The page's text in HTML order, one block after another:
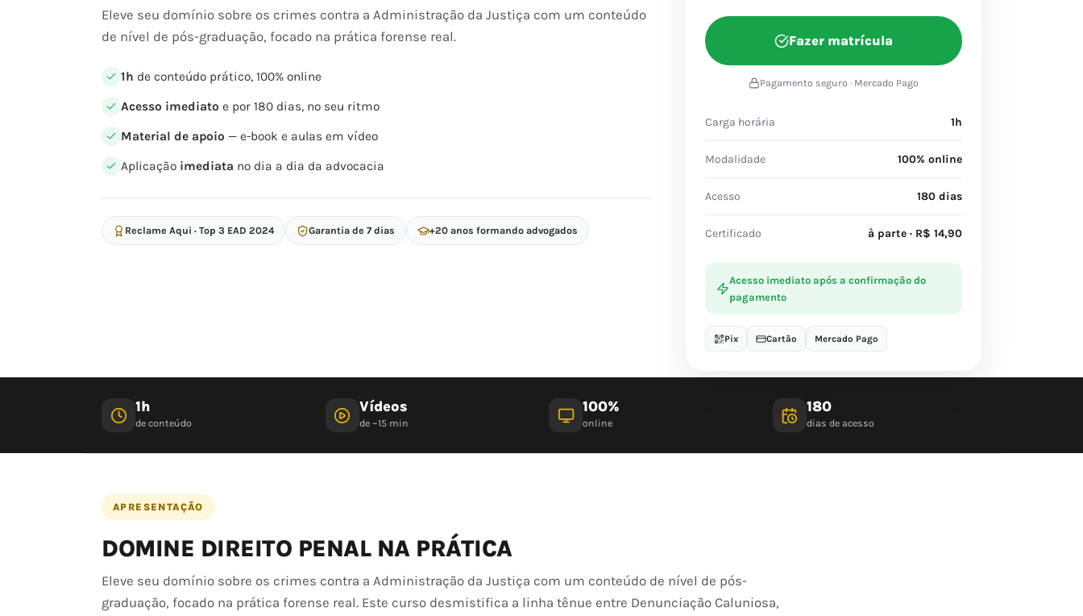
Eleve seu domínio sobre os crimes contra a Administração da Justiça com um conteúdo
de nível de pós-graduação, focado na prática forense real.
1h de conteúdo prático, 100% online
Acesso imediato e por 180 dias, no seu ritmo
Material de apoio — e-book e aulas em vídeo
Aplicação imediata no dia a dia da advocacia
Reclame Aqui · Top 3 EAD 2024 Garantia de 7 dias +20 anos formando advogados
Fazer matrícula
Pagamento seguro · Mercado Pago
Carga horária 1h
Modalidade 100% online
Acesso 180 dias
Certificado à parte · R$ 14,90
Acesso imediato após a confirmação do
pagamento
Pix Cartão Mercado Pago
1h
de conteúdo
Vídeos
de ~15 min
100%
online
180
dias de acesso
APRESENTAÇÃO
DOMINE DIREITO PENAL NA PRÁTICA
Eleve seu domínio sobre os crimes contra a Administração da Justiça com um conteúdo de nível de pós-
graduação, focado na prática forense real. Este curso desmistifica a linha tênue entre Denunciação Caluniosa,